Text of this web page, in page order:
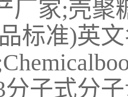
厂家;壳聚
标准)英
分子式分